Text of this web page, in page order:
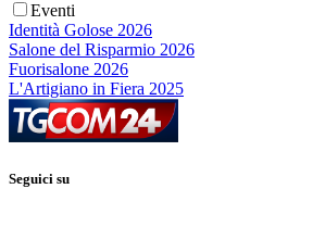
Eventi
Identità Golose 2026
Salone del Risparmio 2026
Fuorisalone 2026
L'Artigiano in Fiera 2025
Seguici su